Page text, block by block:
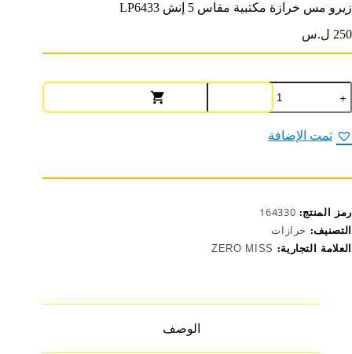
زيرو مس خرازة مكتبية مقاس 5 إنش LP6433
250 ل.س
كمية
زيرو
مس
خرازة
مكتبية
تمت الإضافة
رمز المنتج: 164330
التصنيف: خرازات
العلامة التجارية: ZERO MISS
الوصف